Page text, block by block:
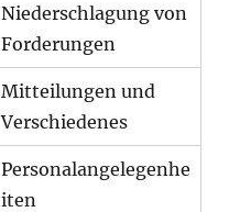
Niederschlagung von
Forderungen
Mitteilungen und
Verschiedenes
Personalangelegenhe
iten